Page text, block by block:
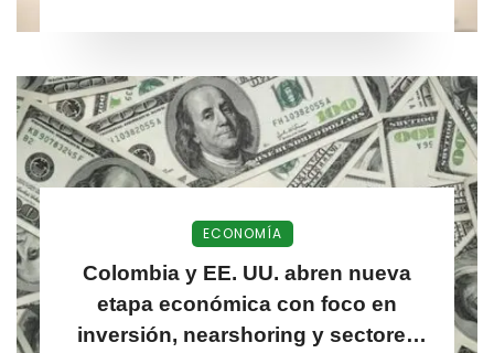
ECONOMÍA
Colombia y EE. UU. abren nueva
etapa económica con foco en
inversión, nearshoring y sectores